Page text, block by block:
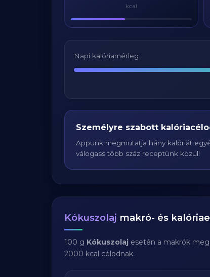
kcal
Napi kalóriamérleg
Személyre szabott
Appunk megmutatja hány kalóriát
válogass több száz receptünk közül!
Kókuszolaj makró- és
100 g Kókuszolaj esetén a makrók
2000 kcal célodnak.